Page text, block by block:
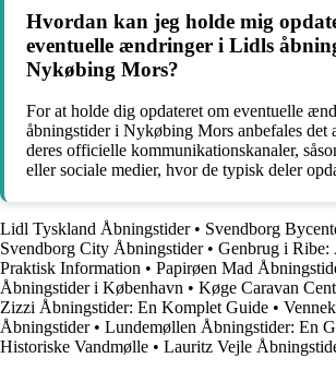
Hvordan kan jeg holde mig
eventuelle ændringer i Lidls
Nykøbing Mors?
For at holde dig opdateret om eventuelle
åbningstider i Nykøbing Mors anbefales det
deres officielle kommunikationskanaler,
eller sociale medier, hvor de typisk deler
Lidl Tyskland Åbningstider• Svendborg
Svendborg City Åbningstider• Genbrug i Ribe:
Praktisk Information • Papirøen Mad
Åbningstider i København • Køge Caravan
Zizzi Åbningstider: En Komplet Guide •
Åbningstider• Lundemøllen Åbningstider: En
Historiske Vandmølle • Lauritz Vejle